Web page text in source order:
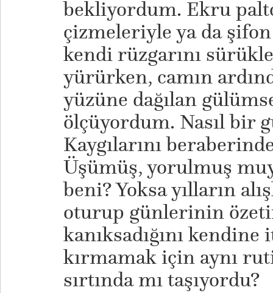
bekliyordum. Ekru
çizmeleriyle ya da
kendi rüzgarını
yürürken, camın
yüzüne dağılan
ölçüyordum. Nasıl bir
Kaygılarını
Üşümüş, yorulmuş
beni? Yoksa yılların
oturup günlerinin
kanıksadığını
kırmamak için aynı
sırtında mı taşıyordu?